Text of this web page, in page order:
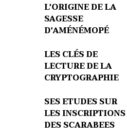
L'ORIGINE DE LA
SAGESSE
D'AMÉNÉMOPÉ
LES CLÉS DE
LECTURE DE LA
CRYPTOGRAPHIE
SES ETUDES SUR
LES INSCRIPTIONS
DES SCARABEES